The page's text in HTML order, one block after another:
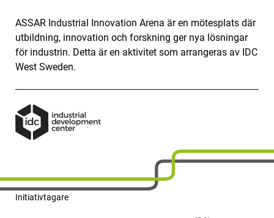
ASSAR Industrial Innovation Arena är en mötesplats där
utbildning, innovation och forskning ger nya lösningar
för industrin. Detta är en aktivitet som arrangeras av IDC
West Sweden.
Initiativtagare